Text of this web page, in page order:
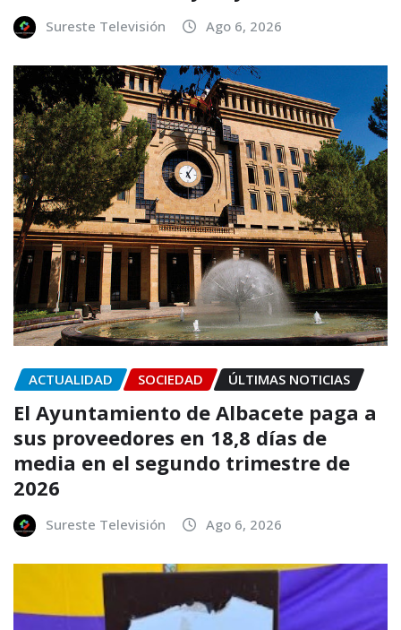
Sureste Televisión Ago 6, 2026
ACTUALIDAD SOCIEDAD ÚLTIMAS NOTICIAS
El Ayuntamiento de Albacete paga a
sus proveedores en 18,8 días de
media en el segundo trimestre de
2026
Sureste Televisión Ago 6, 2026